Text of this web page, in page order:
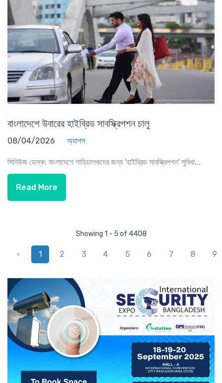
বাংলাদেশে উবারের হাইব্রিড সাবস্ক্রিপশন চালু
08/04/2026 অ্যাপস
সিনিউজ ডেস্ক: বাংলাদেশে গাড়িচালকদের জন্য 'হাইব্রিড সাবস্ক্রিপশন' সুবিধা...
Read More
Showing 1 - 5 of 4408
‹ 1 2 3 4 5 6 7 8 9